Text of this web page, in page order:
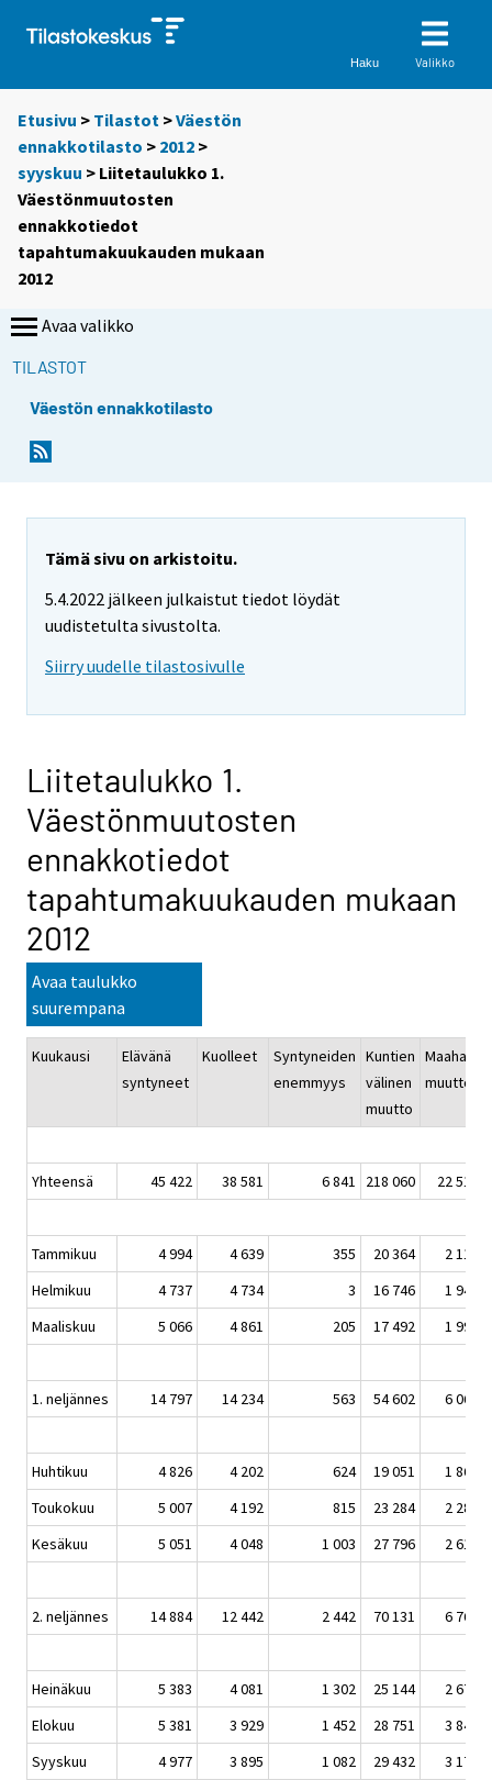
Haku Valikko
Etusivu > Tilastot >Väestön
ennakkotilasto > 2012 >
syyskuu > Liitetaulukko 1.
Väestönmuutosten
ennakkotiedot
tapahtumakuukauden mukaan
2012
Avaa valikko
TILASTOT
Väestön ennakkotilasto
Tämä sivu on arkistoitu.
5.4.2022 jälkeen julkaistut tiedot löydät
uudistetulta sivustolta.
Siirry uudelle tilastosivulle
Liitetaulukko 1.
Väestönmuutosten
ennakkotiedot
tapahtumakuukauden mukaan
2012
Avaa taulukko
suurempana
Kuukausi
Elävänä
syntyneet
Kuolleet
Syntyneiden
enemmyys
Kuntien
välinen
muutto
Maahan-
muutto
Yhteensä 45 422 38 581 6 841 218 060 22 518
Tammikuu 4 994 4 639 355 20 364
2 119
Helmikuu
4 737 4 734 3 16 746
1 947
Maaliskuu
5 066 4 861 205 17 492 1 998
1. neljännes 14 797 14 234 563 54 602 6 064
Huhtikuu 4 826 4 202 624 19 051
1 860
Toukokuu
5 007 4 192 815 23 284
2 287
Kesäkuu
5 051 4 048 1 003 27 796 2 613
2. neljännes 14 884 12 442 2 442 70 131 6 760
Heinäkuu 5 383 4 081 1 302 25 144
2 674
Elokuu
5 381 3 929 1 452 28 751
3 844
Syyskuu
4 977 3 895 1 082 29 432 3 176